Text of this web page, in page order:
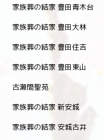
家族葬の結家 豊田青木台
家族葬の結家 豊田大林
家族葬の結家 豊田住吉
家族葬の結家 豊田東山
古瀬間聖苑
家族葬の結家 新安城
家族葬の結家 安城古井